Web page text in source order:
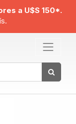
a U$S 150*.